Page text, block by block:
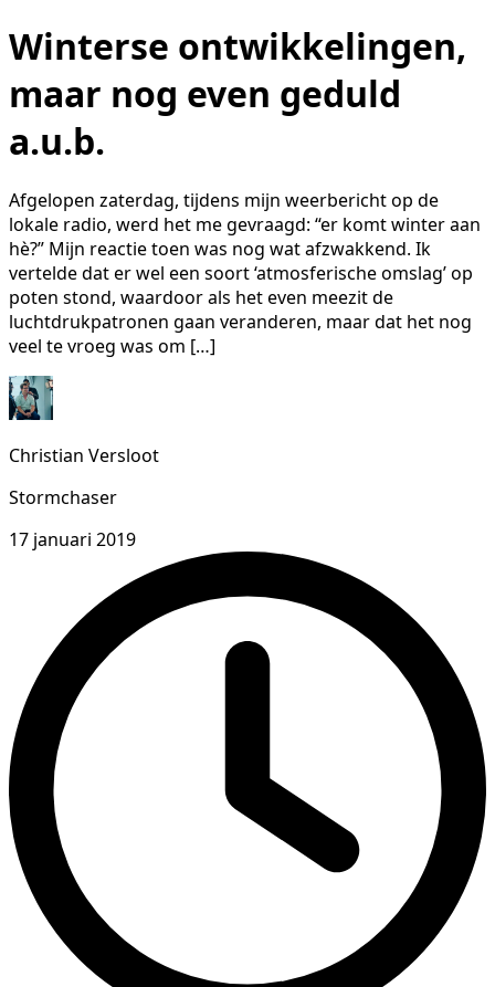
Winterse ontwikkelingen,
maar nog even geduld
a.u.b.
Afgelopen zaterdag, tijdens mijn weerbericht op de
lokale radio, werd het me gevraagd: “er komt winter aan
hè?” Mijn reactie toen was nog wat afzwakkend. Ik
vertelde dat er wel een soort ‘atmosferische omslag’ op
poten stond, waardoor als het even meezit de
luchtdrukpatronen gaan veranderen, maar dat het nog
veel te vroeg was om […]
Christian Versloot
Stormchaser
17 januari 2019